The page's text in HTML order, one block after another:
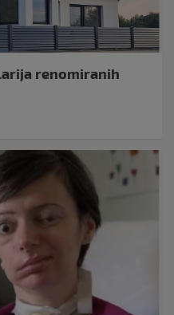
renomiranih